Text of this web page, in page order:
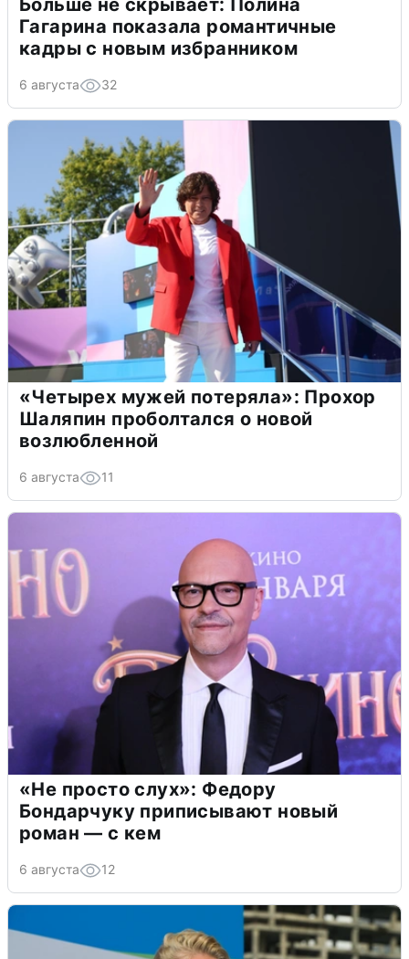
Гагарина показала романтичные
кадры с новым избранником
6 августа 32
«Четырех мужей потеряла»: Прохор
Шаляпин проболтался о новой
возлюбленной
6 августа 11
«Не просто слух»: Федору
Бондарчуку приписывают новый
роман — с кем
6 августа 12